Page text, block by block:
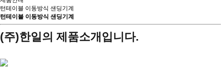
턴테이블 이동방식 샌딩기계
턴테이블 이동방식 샌딩기계
(주)한일의 제품소개입니다.